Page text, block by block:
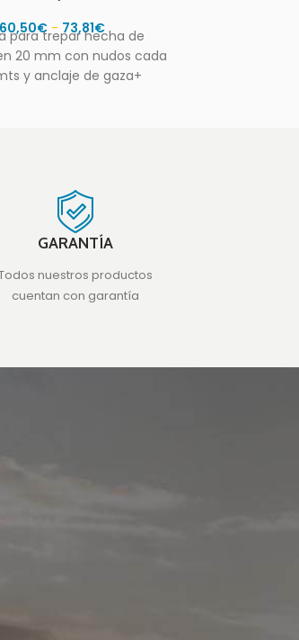
60,50€ - 73,81€
para trepar hecha de
20 mm con nudos cada
y anclaje de gaza+
GARANTÍA
nuestros productos
cuentan con garantía